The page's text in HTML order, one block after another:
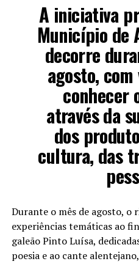
A iniciativa
Município de
decorre
agosto,
conhecer
através da
dos
cultura, das
Durante o mês de agosto, o
experiências temáticas ao
galeão Pinto Luísa,
poesia e ao cante